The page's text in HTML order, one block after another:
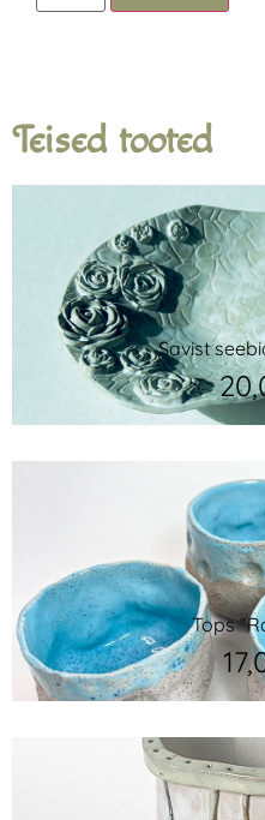
Teised tooted
Savist
Tops